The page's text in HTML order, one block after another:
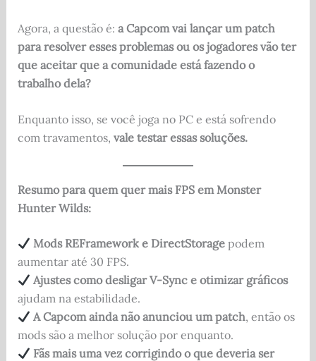
Agora, a questão é: a Capcom vai lançar um patch
para resolver esses problemas ou os jogadores vão ter
que aceitar que a comunidade está fazendo o
trabalho dela?
Enquanto isso, se você joga no PC e está sofrendo
com travamentos, vale testar essas soluções.
Resumo para quem quer mais FPS em Monster
Hunter Wilds:
Mods REFramework e DirectStoragepodem
aumentar até 30 FPS.
Ajustes como desligar V-Sync e otimizar gráficos
ajudam na estabilidade.
A Capcom ainda não anunciou um patch, então os
mods são a melhor solução por enquanto.
Fãs mais uma vez corrigindo o que deveria ser